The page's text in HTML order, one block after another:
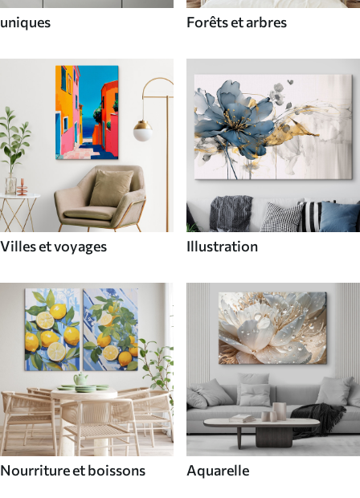
uniques Forêts et arbres
Villes et voyages Illustration
Nourriture et boissons Aquarelle